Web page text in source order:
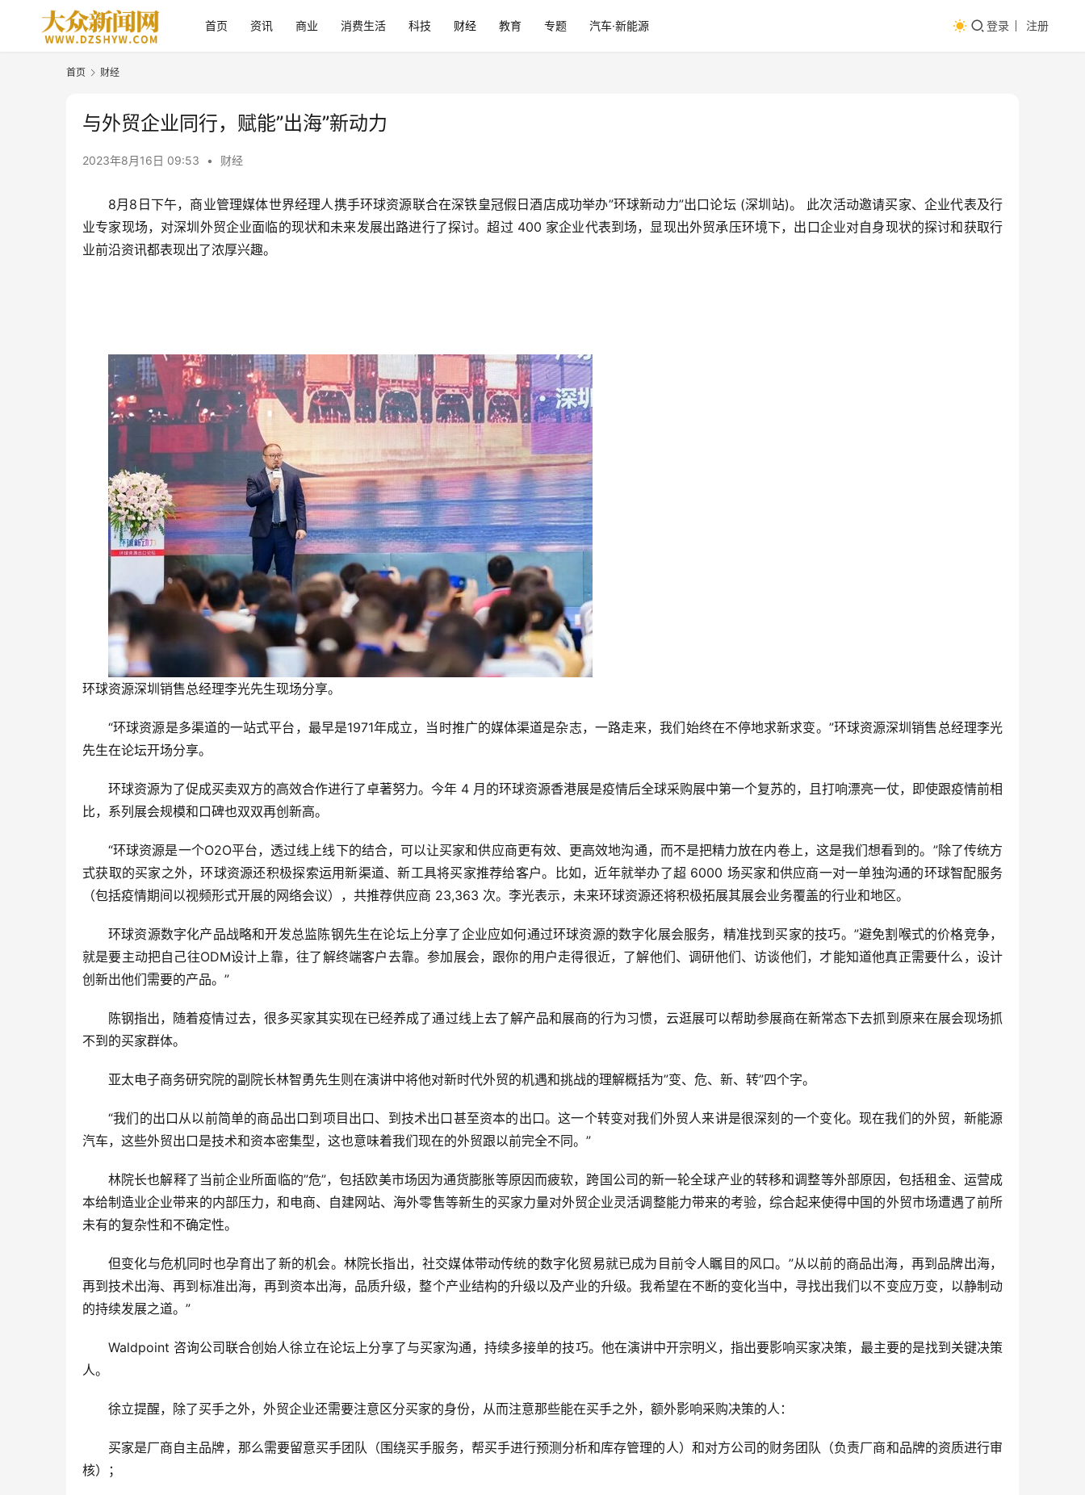
首页 资讯 商业 消费生活 科技 财经 教育 专题 汽车·新能源 登录 注册
首页 财经
与外贸企业同行，赋能”出海”新动力
2023年8月16日 09:53 • 财经
8月8日下午，商业管理媒体世界经理人携手环球资源联合在深铁皇冠假日酒店成功举办”环球新动力”出口论坛 (深圳站)。 此次活动邀请买家、企业代表及行
业专家现场，对深圳外贸企业面临的现状和未来发展出路进行了探讨。超过 400 家企业代表到场，显现出外贸承压环境下，出口企业对自身现状的探讨和获取行
业前沿资讯都表现出了浓厚兴趣。
环球资源深圳销售总经理李光先生现场分享。
“环球资源是多渠道的一站式平台，最早是1971年成立，当时推广的媒体渠道是杂志，一路走来，我们始终在不停地求新求变。”环球资源深圳销售总经理李光
先生在论坛开场分享。
环球资源为了促成买卖双方的高效合作进行了卓著努力。今年 4 月的环球资源香港展是疫情后全球采购展中第一个复苏的，且打响漂亮一仗，即使跟疫情前相
比，系列展会规模和口碑也双双再创新高。
“环球资源是一个O2O平台，透过线上线下的结合，可以让买家和供应商更有效、更高效地沟通，而不是把精力放在内卷上，这是我们想看到的。”除了传统方
式获取的买家之外，环球资源还积极探索运用新渠道、新工具将买家推荐给客户。比如，近年就举办了超 6000 场买家和供应商一对一单独沟通的环球智配服务
（包括疫情期间以视频形式开展的网络会议），共推荐供应商 23,363 次。李光表示，未来环球资源还将积极拓展其展会业务覆盖的行业和地区。
环球资源数字化产品战略和开发总监陈钢先生在论坛上分享了企业应如何通过环球资源的数字化展会服务，精准找到买家的技巧。”避免割喉式的价格竞争，
就是要主动把自己往ODM设计上靠，往了解终端客户去靠。参加展会，跟你的用户走得很近，了解他们、调研他们、访谈他们，才能知道他真正需要什么，设计
创新出他们需要的产品。”
陈钢指出，随着疫情过去，很多买家其实现在已经养成了通过线上去了解产品和展商的行为习惯，云逛展可以帮助参展商在新常态下去抓到原来在展会现场抓
不到的买家群体。
亚太电子商务研究院的副院长林智勇先生则在演讲中将他对新时代外贸的机遇和挑战的理解概括为”变、危、新、转”四个字。
“我们的出口从以前简单的商品出口到项目出口、到技术出口甚至资本的出口。这一个转变对我们外贸人来讲是很深刻的一个变化。现在我们的外贸，新能源
汽车，这些外贸出口是技术和资本密集型，这也意味着我们现在的外贸跟以前完全不同。”
林院长也解释了当前企业所面临的”危”，包括欧美市场因为通货膨胀等原因而疲软， 跨国公司的新一轮全球产业的转移和调整等外部原因，包括租金、运营成
本给制造业企业带来的内部压力，和电商、自建网站、海外零售等新生的买家力量对外贸企业灵活调整能力带来的考验，综合起来使得中国的外贸市场遭遇了前所
未有的复杂性和不确定性。
但变化与危机同时也孕育出了新的机会。林院长指出，社交媒体带动传统的数字化贸易就已成为目前令人瞩目的风口。”从以前的商品出海，再到品牌出海，
再到技术出海、再到标准出海，再到资本出海，品质升级，整个产业结构的升级以及产业的升级。我希望在不断的变化当中，寻找出我们以不变应万变，以静制动
的持续发展之道。”
Waldpoint 咨询公司联合创始人徐立在论坛上分享了与买家沟通，持续多接单的技巧。他在演讲中开宗明义，指出要影响买家决策，最主要的是找到关键决策
人。
徐立提醒，除了买手之外，外贸企业还需要注意区分买家的身份，从而注意那些能在买手之外，额外影响采购决策的人：
买家是厂商自主品牌，那么需要留意买手团队（围绕买手服务，帮买手进行预测分析和库存管理的人）和对方公司的财务团队（负责厂商和品牌的资质进行审
核）；